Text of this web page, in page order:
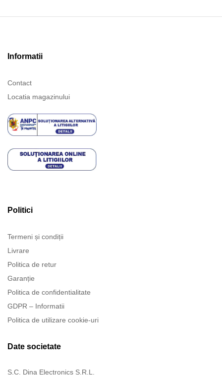
Informatii
Contact
Locatia magazinului
Politici
Termeni și condiții
Livrare
Politica de retur
Garanție
Politica de confidentialitate
GDPR – Informatii
Politica de utilizare cookie-uri
Date societate
S.C. Dina Electronics S.R.L.